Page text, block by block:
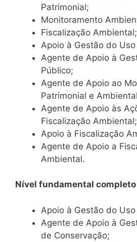
Patrimonial;
Monitoramento
Fiscalização Ambiental;
Apoio à Gestão do
Agente de Apoio à
Público;
Agente de Apoio ao
Patrimonial e
Agente de Apoio às
Fiscalização Ambiental;
Apoio à Fiscalização
Agente de Apoio a
Ambiental.
Nível fundamental completo
Apoio à Gestão do
Agente de Apoio à
de Conservação;